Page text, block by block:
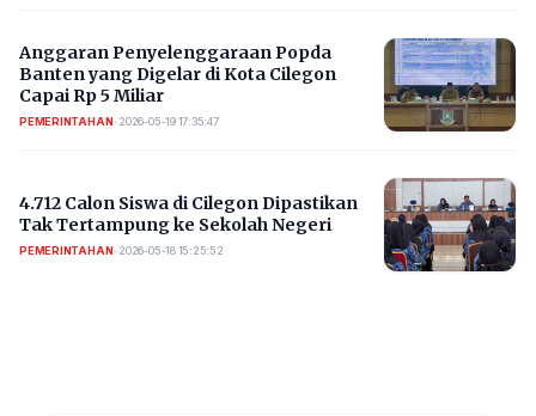
Anggaran Penyelenggaraan Popda
Banten yang Digelar di Kota Cilegon
Capai Rp 5 Miliar
PEMERINTAHAN• 2026-05-19 17:35:47
4.712 Calon Siswa di Cilegon Dipastikan
Tak Tertampung ke Sekolah Negeri
PEMERINTAHAN• 2026-05-18 15:25:52